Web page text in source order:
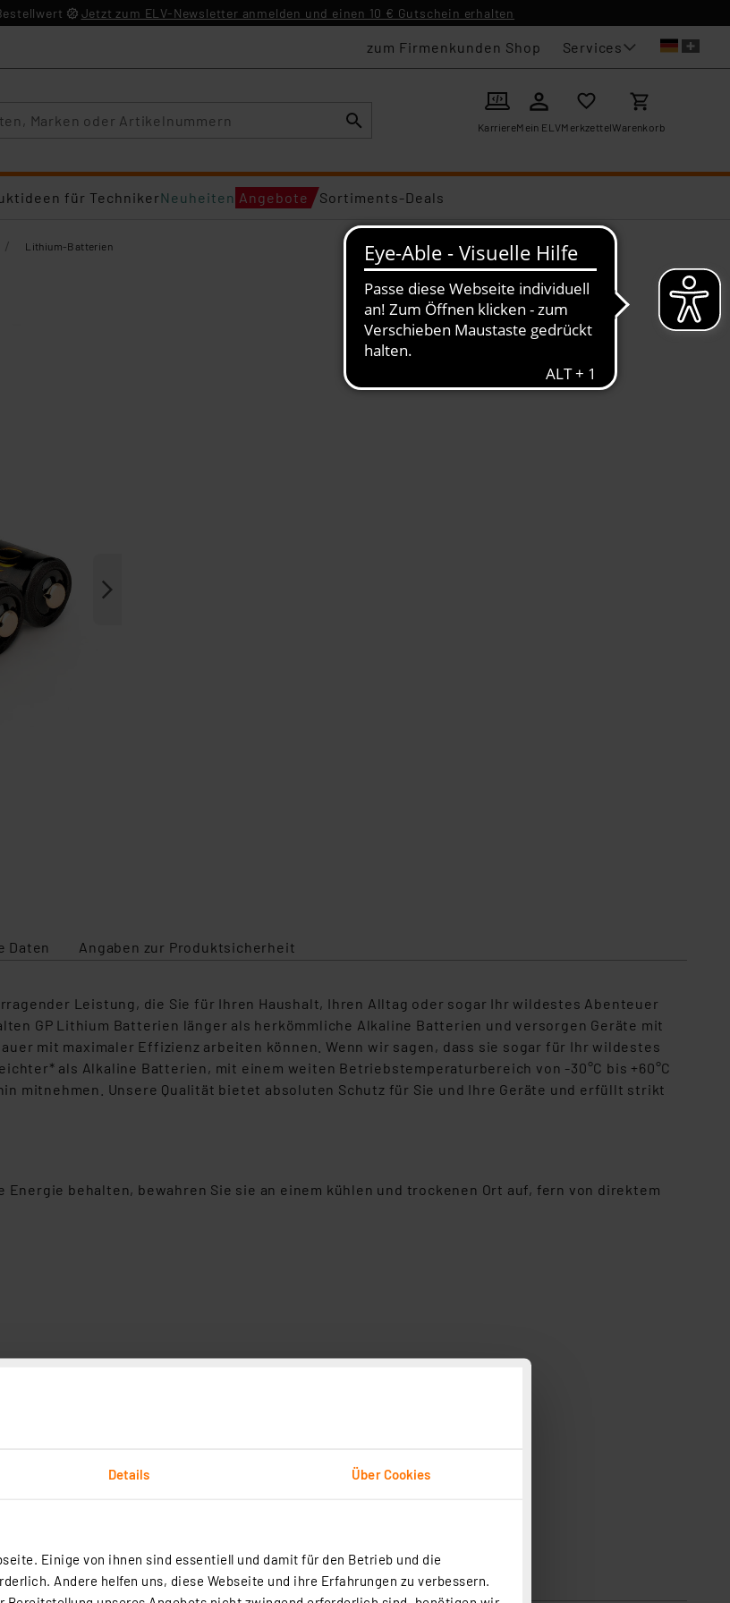
Details Über Cookies
Einige von ihnen sind essentiell und damit für den Betrieb und die
Andere helfen uns, diese Webseite und ihre Erfahrungen zu verbessern.
Jetzt zum ELV-Newsletter anmelden und einen 10 € Gutschein erhalten
zum Firmenkunden Shop Services
KarriereMein ELVMerkzettelWarenkorb
für TechnikerNeuheiten Angebote Sortiments-Deals
/ Lithium-Batterien
Daten Angaben zur Produktsicherheit
Leistung, die Sie für Ihren Haushalt, Ihren Alltag oder sogar Ihr wildestes Abenteuer
GP Lithium Batterien länger als herkömmliche Alkaline Batterien und versorgen Geräte mit
mit maximaler Effizienz arbeiten können. Wenn wir sagen, dass sie sogar für Ihr wildestes
als Alkaline Batterien, mit einem weiten Betriebstemperaturbereich von -30°C bis +60°C
mitnehmen. Unsere Qualität bietet absoluten Schutz für Sie und Ihre Geräte und erfüllt strikt
behalten, bewahren Sie sie an einem kühlen und trockenen Ort auf, fern von direktem